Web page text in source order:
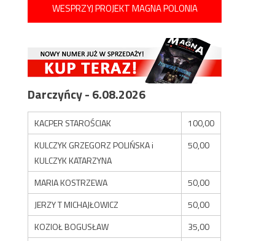
WESPRZYJ PROJEKT MAGNA POLONIA
Darczyńcy - 6.08.2026
KACPER STAROŚCIAK
100,00
KULCZYK GRZEGORZ POLIŃSKA i
KULCZYK KATARZYNA
50,00
MARIA KOSTRZEWA
50,00
JERZY T MICHAJŁOWICZ
50,00
KOZIOŁ BOGUSŁAW
35,00